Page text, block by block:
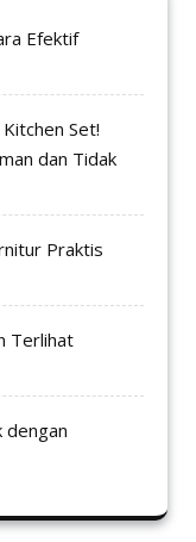
Efektif
Set!
dan Tidak
Praktis
Terlihat
dengan